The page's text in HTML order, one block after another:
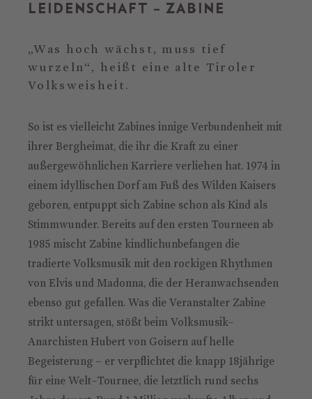
LEIDENSCHAFT – ZABINE
„Was hoch wächst, muss tief
wurzeln“, heißt eine alte Tiroler
Volksweisheit.
So ist es vielleicht Zabines innige Verbundenheit mit
ihrer Bergheimat, die ihr die Kraft zu einer
außergewöhnlichen Karriere verliehen hat. 1974 in
einem idyllischen Dorf am Fuß des Wilden Kaisers
geboren, entpuppt sich Zabine schon als Kind als
Stimmwunder. Bereits auf den ersten Tourneen ab
1985 mischt Zabine kindlichunbefangen die
tradierte Volksmusik mit den rockigen Rhythmen
von Elvis und Madonna, die der Heranwachsenden
ebenso gut gefallen. Was die Veranstalter Zabine
strikt untersagen, stößt beim Volksmusik–
Anarchisten Hubert von Goisern auf helle
Begeisterung – er verpflichtet die knapp 18jährige
für eine Welt–Tournee, die letztlich rund sechs